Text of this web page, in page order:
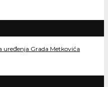
uređenja Grada Metkovića